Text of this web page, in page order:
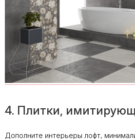
4. Плитки,
Дополните интерьеры лофт,